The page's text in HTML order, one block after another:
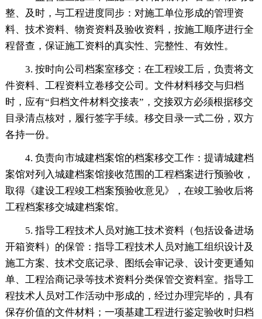
整、及时，与工程进度同步：对施工单位形成的管理资
料、技术资料、物资资料及验收资料，按施工顺序进行全
程督查，保证施工资料的真实性、完整性、有效性。
3. 按时向公司档案室移交：在工程竣工后，负责将文
件资料、工程资料立卷移交公司。文件材料移交与归档
时，应有“归档文件材料交接表”，交接双方必须根据移交
目录清点核对，履行签字手续。移交目录一式二份，双方
各持一份。
4. 负责向市城建档案馆的档案移交工作：提请城建档
案馆对列入城建档案馆接收范围的工程档案进行预验收，
取得《建设工程竣工档案预验收意见》，在竣工验收后将
工程档案移交城建档案馆。
5. 指导工程技术人员对施工技术资料（包括设备进场
开箱资料）的保管：指导工程技术人员对施工组织设计及
施工方案、技术交底记录、图纸会审记录、设计变更通知
单、工程洽商记录等技术资料分类保管交资料室。指导工
程技术人员对工作活动中形成的，经过办理完毕的，具有
保存价值的文件材料；一项基建工程进行鉴定验收时归档